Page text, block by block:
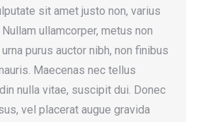
sit amet justo non, varius
ullamcorper, metus non
purus auctor nibh, non finibus
Maecenas nec tellus
nulla vitae, suscipit dui. Donec
vel placerat augue gravida